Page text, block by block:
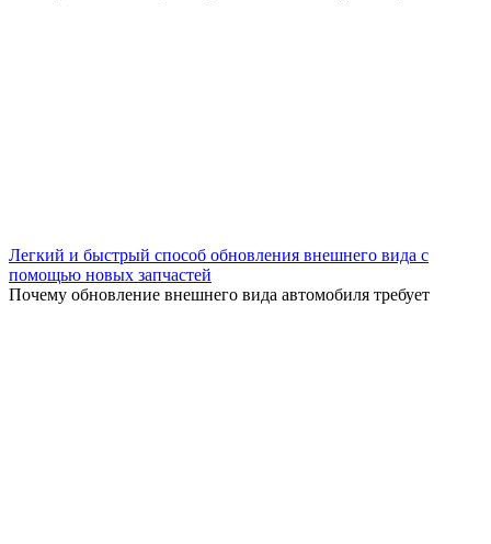
Легкий и быстрый способ обновления внешнего вида с
помощью новых запчастей
Почему обновление внешнего вида автомобиля требует